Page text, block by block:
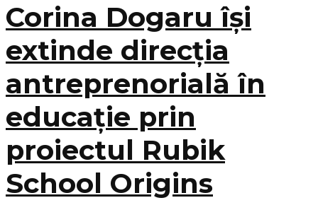
Corina Dogaru își
extinde direcția
antreprenorială în
educație prin
proiectul Rubik
School Origins